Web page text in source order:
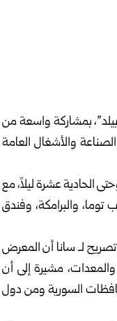
بمشاركة واسعة من
والأشغال العامة
الحادية عشرة ليلاً، مع
والبرامكة، وفندق
تصريح لـ سانا أن المعرض
مشيرة إلى أن
السورية ومن دول